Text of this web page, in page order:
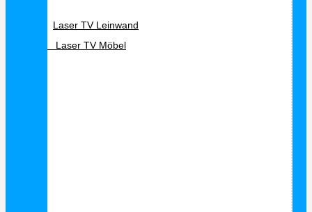
Laser TV Leinwand
Laser TV Möbel